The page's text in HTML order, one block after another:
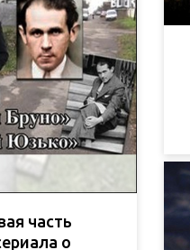
часть
о